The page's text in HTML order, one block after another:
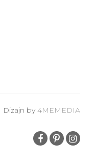
Dizajn by 4MEMEDIA